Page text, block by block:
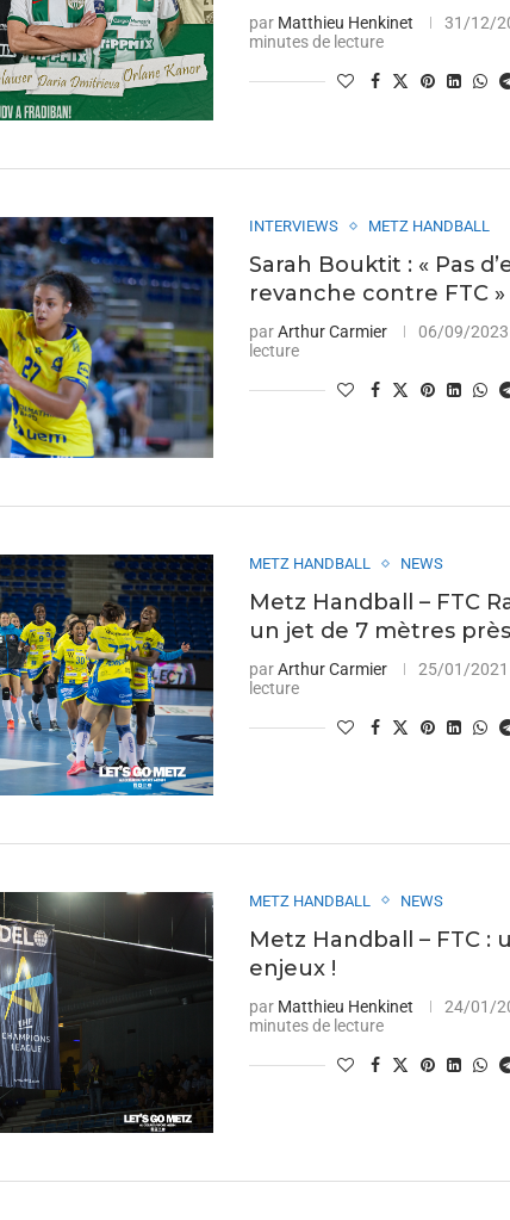
par Matthieu Henkinet 31/12/
minutes de lecture
INTERVIEWS METZ HANDBALL
Sarah Bouktit : « Pas
revanche contre FTC »
parArthur Carmier 06/09/2023
lecture
METZ HANDBALL NEWS
Metz Handball – FTC
un jet de 7 mètres
parArthur Carmier 25/01/2021
lecture
METZ HANDBALL NEWS
Metz Handball – FTC :
enjeux !
par Matthieu Henkinet 24/01/
minutes de lecture